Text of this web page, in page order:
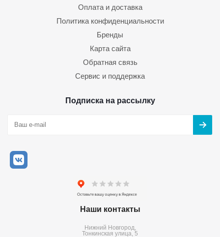
Оплата и доставка
Политика конфиденциальности
Бренды
Карта сайта
Обратная связь
Сервис и поддержка
Подписка на рассылку
Наши контакты
Нижний Новгород,
Тонкинская улица, 5